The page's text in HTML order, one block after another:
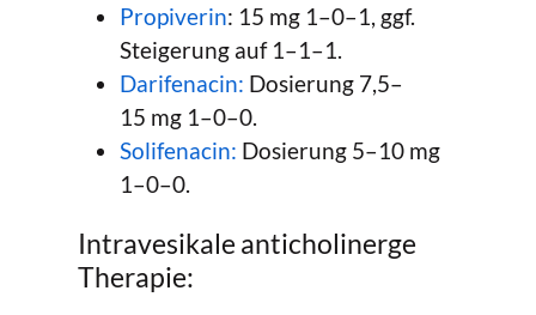
Propiverin: 15 mg 1–0–1, ggf.
Steigerung auf 1–1–1.
Darifenacin: Dosierung 7,5–
15 mg 1–0–0.
Solifenacin: Dosierung 5–10 mg
1–0–0.
Intravesikale anticholinerge
Therapie: